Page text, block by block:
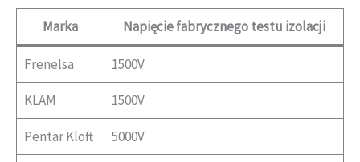
Marka Napięcie fabrycznego testu izolacji
Frenelsa 1500V
KLAM 1500V
Pentar Kloft 5000V